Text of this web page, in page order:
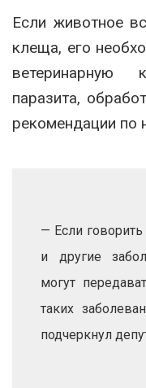
Если животное
клеща, его
ветеринарную
паразита,
рекомендации по
— Если
и другие
могут
таких
подчеркнул